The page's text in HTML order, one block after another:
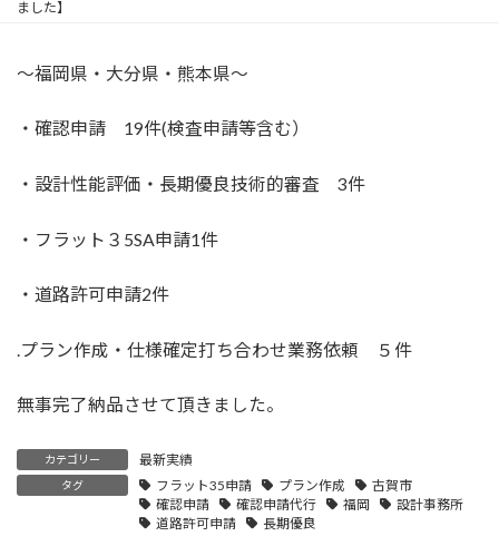
ました】
～福岡県・大分県・熊本県～
・確認申請 19件(検査申請等含む）
・設計性能評価・長期優良技術的審査 3件
・フラット３5SA申請1件
・道路許可申請2件
.プラン作成・仕様確定打ち合わせ業務依頼 ５件
無事完了納品させて頂きました。
カテゴリー 最新実績
タグ フラット35申請 プラン作成
古賀市
確認申請
確認申請代行 福岡
設計事務所
道路許可申請
長期優良